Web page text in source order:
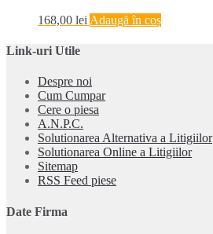
168,00 lei Adaugă în coș
Link-uri Utile
Despre noi
Cum Cumpar
Cere o piesa
A.N.P.C.
Solutionarea Alternativa a Litigiilor
Solutionarea Online a Litigiilor
Sitemap
RSS Feed piese
Date Firma